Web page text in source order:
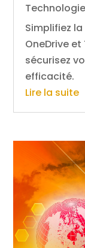
Simplifiez
OneDrive
sécurisez
efficacité.
Lire la suite